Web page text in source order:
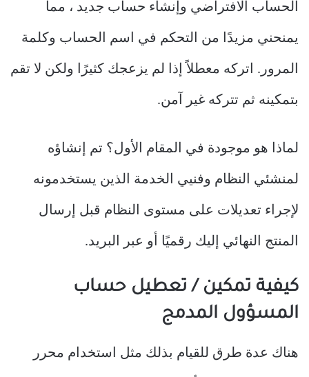
الحساب الافتراضي وإنشاء حساب جديد ، مما
يمنحني مزيدًا من التحكم في اسم الحساب وكلمة
المرور. اتركه معطلاً إذا لم يزعجك كثيرًا ولكن لا تقم
بتمكينه ثم تتركه غير آمن.
لماذا هو موجودة في المقام الأول؟ تم إنشاؤه
لمنشئي النظام وفنيي الخدمة الذين يستخدمونه
لإجراء تعديلات على مستوى النظام قبل إرسال
المنتج النهائي إليك رقميًا أو عبر البريد.
كيفية تمكين / تعطيل حساب
المسؤول المدمج
هناك عدة طرق للقيام بذلك مثل استخدام محرر